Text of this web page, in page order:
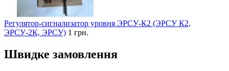
Регулятор-сигнализатор уровня ЭРСУ-К2 (ЭРСУ К2,
ЭРСУ-2К, ЭРСУ) 1 грн.
Швидке замовлення